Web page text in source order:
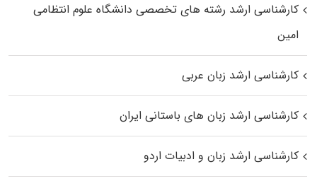
کارشناسی ارشد رﺷﺘﻪ ﻫﺎی تخصصی داﻧﺸﮕﺎه ﻋﻠﻮم انتظامی
اﻣﻴﻦ
کارشناسی ارشد زبان عربی
کارشناسی ارشد زبان‌ های باستانی ایران
کارشناسی ارشد زبان و ادبیات اردو